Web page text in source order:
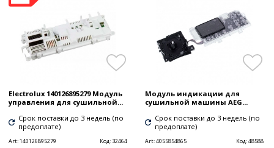
Electrolux 140126895279 Модуль
управления для сушильной...
Срок поставки до 3 недель (по
предоплате)
Art:140126895279 Код: 32464
Модуль индикации для
сушильной машины AEG...
Срок поставки до 3 недель (по
предоплате)
Art:4055854865 Код:48588